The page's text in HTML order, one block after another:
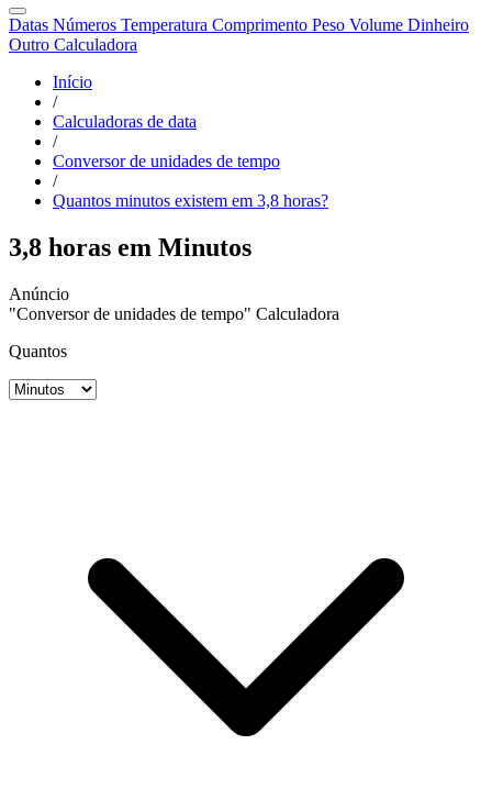
Datas Números Temperatura Comprimento Peso Volume Dinheiro
Outro Calculadora
Início
/
Calculadoras de data
/
Conversor de unidades de tempo
/
Quantos minutos existem em 3,8 horas?
3,8 horas em Minutos
"Conversor de unidades de tempo" Calculadora
Quantos